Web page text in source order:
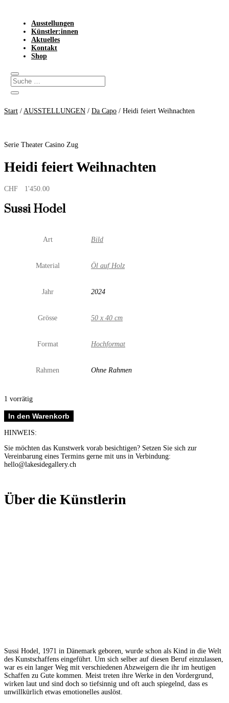
Ausstellungen
Künstler:innen
Aktuelles
Kontakt
Shop
Start / AUSSTELLUNGEN / Da Capo / Heidi feiert Weihnachten
Serie Theater Casino Zug
Heidi feiert Weihnachten
CHF 1'450.00
Sussi Hodel
Art Bild
Material Öl auf Holz
Jahr 2024
Grösse 50 x 40 cm
Format Hochformat
Rahmen Ohne Rahmen
1 vorrätig
Heidi
feiert
Weihnachten
In den Warenkorb
HINWEIS:
Sie möchten das Kunstwerk vorab besichtigen? Setzen Sie sich zur
Vereinbarung eines Termins gerne mit uns in Verbindung:
hello@lakesidegallery.ch
Über die Künstlerin
Sussi Hodel, 1971 in Dänemark geboren, wurde schon als Kind in die Welt
des Kunstschaffens eingeführt. Um sich selber auf diesen Beruf einzulassen,
war es ein langer Weg mit verschiedenen Abzweigern die ihr im heutigen
Schaffen zu Gute kommen. Meist treten ihre Werke in den Vordergrund,
wirken laut und sind doch so tiefsinnig und oft auch spiegelnd, dass es
unwillkürlich etwas emotionelles auslöst.